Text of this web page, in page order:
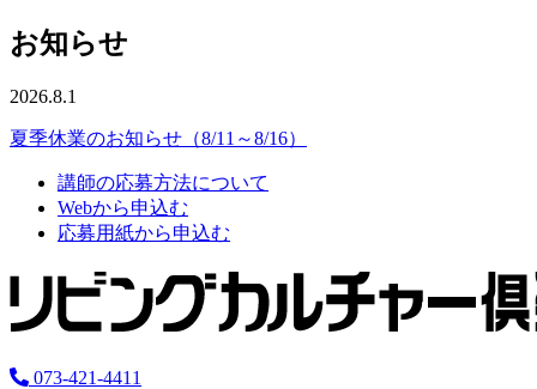
お知らせ
2026.8.1
夏季休業のお知らせ（8/11～8/16）
講師の応募方法について
Webから申込む
応募用紙から申込む
073-421-4411